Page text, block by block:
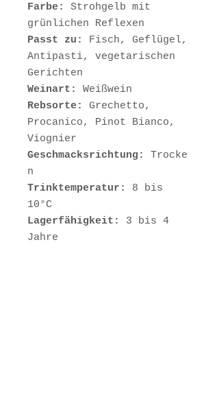
Farbe:
Strohgelb mit
grünlichen Reflexen
Passt zu:
Fisch, Geflügel,
Antipasti, vegetarischen
Gerichten
Weinart: Weißwein
Rebsorte:
Grechetto,
Procanico, Pinot Bianco,
Viognier
Geschmacksrichtung: Trocke
n
Trinktemperatur:
8 bis
10°C
Lagerfähigkeit:
3 bis 4
Jahre